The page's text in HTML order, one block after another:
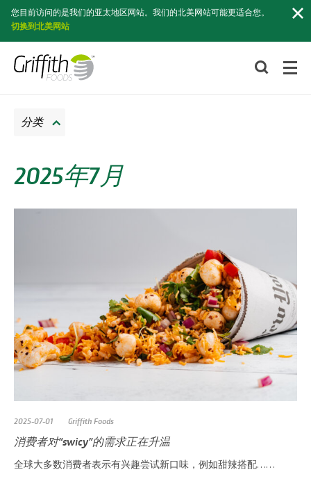
您目前访问的是我们的亚太地区网站。我们的北美网站可能更适合您。
切换到北美网站
索
2025年7月
分类
2025-07-01 Griffith Foods
消费者对“swicy”的需求正在升温
全球大多数消费者表示有兴趣尝试新口味，例如甜辣搭配……